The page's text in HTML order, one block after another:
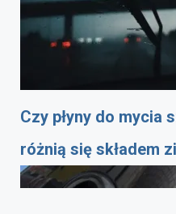
Czy płyny do mycia
różnią się składem